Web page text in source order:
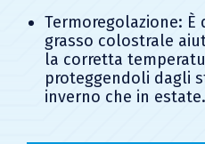
Termoregolazione:
grasso colostrale
la corretta
proteggendoli dagli
inverno che in estate.